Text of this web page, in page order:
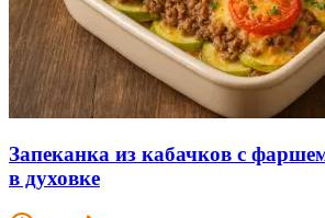
Запеканка из кабачков с
в духовке